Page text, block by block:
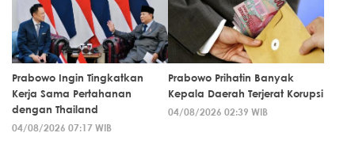
Prabowo Ingin Tingkatkan
Kerja Sama Pertahanan
dengan Thailand
04/08/2026 07:17 WIB
Prabowo Prihatin Banyak
Kepala Daerah Terjerat Korupsi
04/08/2026 02:39 WIB